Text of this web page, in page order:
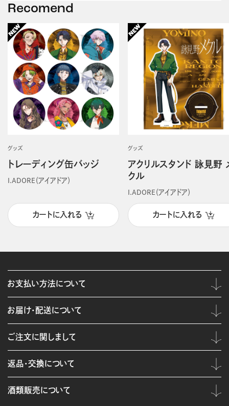
Recomend
グッズ
トレーディング缶バッジ
I.ADORE（アイアドア）
カートに入れる
グッズ
アクリルスタンド 詠見野
クル
I.ADORE（アイアドア）
カートに入れる
お支払い方法について
お届け・配送について
ご注文に関しまして
返品・交換について
酒類販売について